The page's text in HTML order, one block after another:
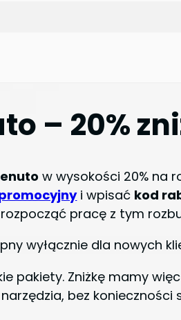
– 20%
w wysokości 20% na
i wpisać kod
pracę z tym
wyłącznie dla nowych
pakiety. Zniżkę mamy
bez